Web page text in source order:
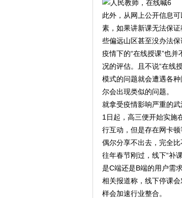
此外，从网上公开信息
素，如果讲新课无法保
些偏远山区甚至没办法保
疫情下的“在线授课”也
况的评估。且不说“在线
模式的问题就会遭遇各
尔会出现类似的问题。
就拿受疫情影响严重的
1日起，高三便开始实施
行互动，但是存在网卡
偶尔分享不出去，完全比
往年春节刚过，线下“补
是C端还是B端的用户需
相关报道称，线下停课
样会加速行业整合。